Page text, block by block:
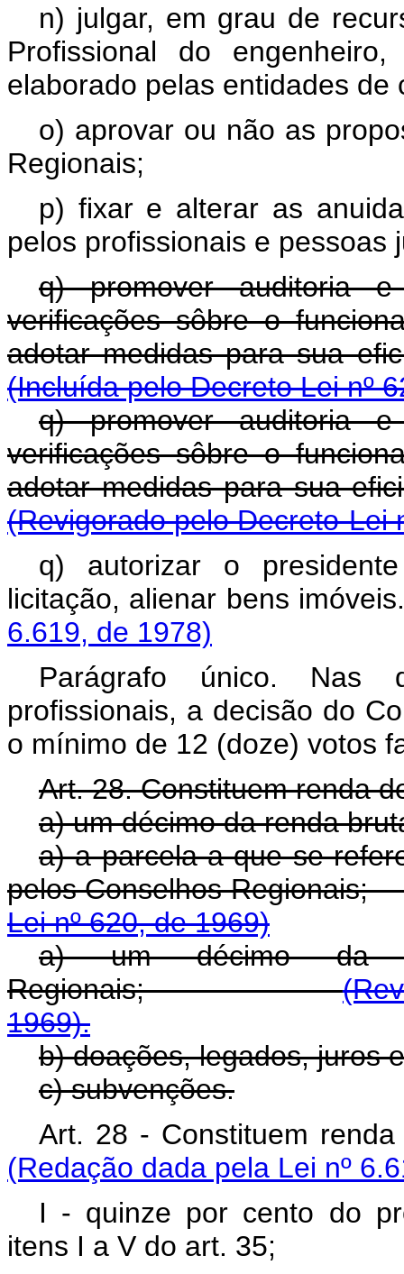
n) julgar, em grau de
Profissional do
elaborado pelas entidades de
o) aprovar ou não as
Regionais;
p) fixar e alterar as
pelos profissionais e
q) promover auditoria
verificações sôbre o
adotar medidas para
(Incluída pelo Decreto Lei nº
q) promover auditoria
verificações sôbre o
adotar medidas para
(Revigorado pelo Decreto-Lei
q) autorizar o
licitação, alienar bens
6.619, de 1978)
Parágrafo único. Nas
profissionais, a decisão do
o mínimo de 12 (doze) votos
Art. 28. Constituem renda
a) um décimo da renda
a) a parcela a que se
pelos Conselhos
Lei nº 620, de 1969)
a) um décimo da
Regionais;
1969).
b) doações, legados, juros
c) subvenções.
Art. 28 - Constituem
(Redação dada pela Lei nº
I - quinze por cento do
itens I a V do art.